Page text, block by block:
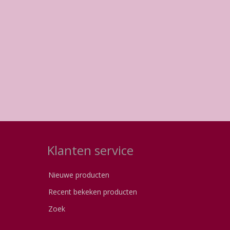
Klanten service
Nieuwe producten
Recent bekeken producten
Zoek